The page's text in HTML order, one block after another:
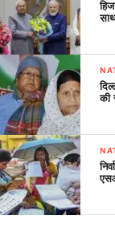
की